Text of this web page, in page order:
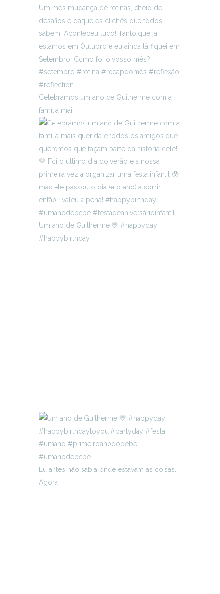
Celebrámos um ano de Guilherme com a
família mai
Um ano de Guilherme 💛 #happyday
#happybirthday
Eu antes não sabia onde estavam as coisas.
Agora